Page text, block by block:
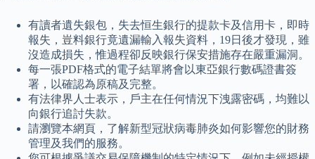
有讀者遺失銀包，失去恒生銀行的提款卡及信用卡，即時
報失，豈料銀行竟遺漏輸入報失資料，19日後才發現，雖
沒造成損失，惟過程卻反映銀行保安措施存在嚴重漏洞。
每一張PDF格式的電子結單將會以東亞銀行數碼證書簽
署，以確認為原稿及完整。
有法律界人士表示，戶主在任何情況下洩露密碼，均難以
向銀行追討失款。
請瀏覽本網頁，了解新型冠狀病毒肺炎如何影響您的財務
管理及我們的服務。